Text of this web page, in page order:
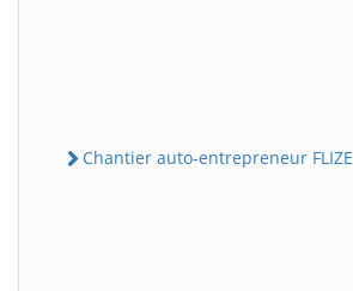
Chantier auto-entrepreneur FLIZE